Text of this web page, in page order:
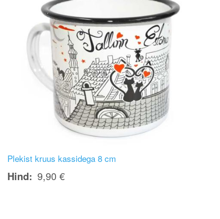
Plekist kruus kassidega 8 cm
Hind 9,90 €